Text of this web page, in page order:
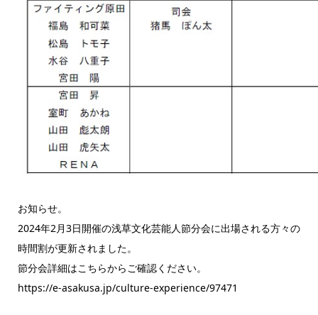
お知らせ。
2024年2月3日開催の浅草文化芸能人節分会に出場される方々の
時間割が更新されました。
節分会詳細はこちらからご確認ください。
https://e-asakusa.jp/culture-experience/97471